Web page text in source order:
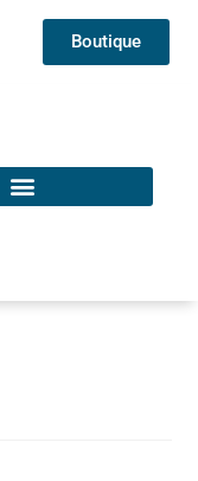
Boutique